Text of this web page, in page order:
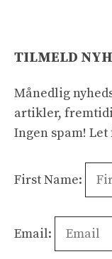
TILMELD
Månedlig
artikler,
Ingen spam!
First Name:
Email: